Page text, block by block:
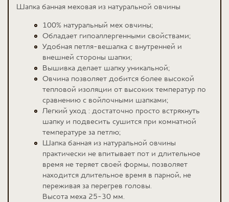
Шапка банная меховая из натуральной овчины
100% натуральный мех овчины;
Обладает гипоаллергенными свойствами;
Удобная петля-вешалка с внутренней и
внешней стороны шапки;
Вышивка делает шапку уникальной;
Овчина позволяет добится более высокой
тепловой изоляции от высоких температур по
сравнению с войлочными шапками;
Легкий уход : достаточно просто встряхнуть
шапку и подвесить сушится при комнатной
температуре за петлю;
Шапка банная из натуральной овчины
практически не впитывает пот и длительное
время не теряет своей формы, позволяет
находится длительное время в парной, не
переживая за перегрев головы.
Высота меха 25-30 мм.